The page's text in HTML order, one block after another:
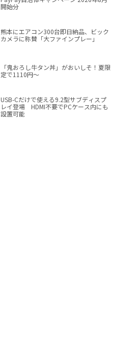
開始分
熊本にエアコン300台即日納品、ビック
カメラに称賛「大ファインプレー」
「鬼おろし牛タン丼」がおいしそ！夏限
定で1110円～
USB-Cだけで使える9.2型サブディスプ
レイ登場 HDMI不要でPCケース内にも
設置可能